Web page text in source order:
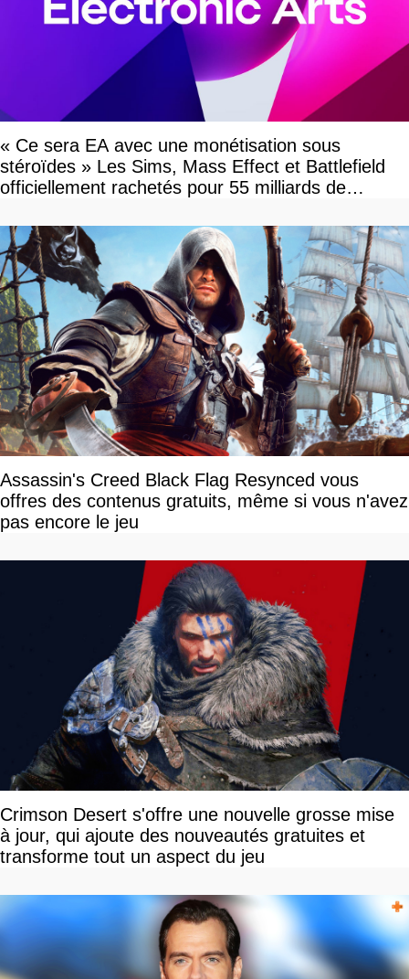
« Ce sera EA avec une monétisation sous
stéroïdes » Les Sims, Mass Effect et Battlefield
officiellement rachetés pour 55 milliards de
Assassin's Creed Black Flag Resynced vous
offres des contenus gratuits, même si vous n'avez
pas encore le jeu
Crimson Desert s'offre une nouvelle grosse mise
à jour, qui ajoute des nouveautés gratuites et
transforme tout un aspect du jeu